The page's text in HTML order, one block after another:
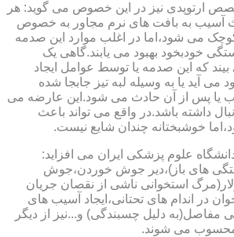
ارتوپدی نیز در این خصوص می گوید: هر
آسیب به بافت های نرم مجاور به خصوص
می شود،اما در اغلب موارد این صدمه
خودبخود بهبود می یابند.گاهی یک
که این صدمه یا توسط عوامل ایجاد
آید یا به وسیله لبه تیز جابجا شده
یا پس از آن حادث می شود.این عارضه می
داشته باشد.در واقع می تواند باعث
خوشبختانه چندان شایع نیست.
علوم پزشکی ایران می افزاید:
های باز)،دیر جوش خوردن،جوش
استخوانی ناشی از نقصان جریان
در اندام های تحتانی،ایجاد آسیب های
مفاصل(به دلیل چسبندگی) و...نیز از دیگر
می شوند.